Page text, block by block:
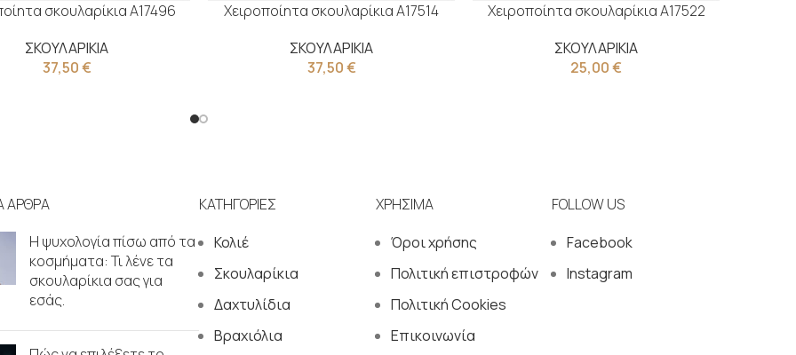
σκουλαρίκια Α17496
ΣΚΟΥΛΑΡΙΚΙΑ
37,50€
Χειροποίητα σκουλαρίκια Α17514
ΣΚΟΥΛΑΡΙΚΙΑ
37,50€
Χειροποίητα σκουλαρίκια Α17522
ΣΚΟΥΛΑΡΙΚΙΑ
25,00€
ΑΡΘΡΑ
Η ψυχολογία πίσω από τα
κοσμήματα: Τι λένε τα
σκουλαρίκια σας για
εσάς.
ΚΑΤΗΓΟΡΙΕΣ
Κολιέ
Σκουλαρίκια
Δαχτυλίδια
Βραχιόλια
ΧΡΗΣΙΜΑ
Όροι χρήσης
Πολιτική επιστροφών
Πολιτική Cookies
Επικοινωνία
FOLLOW US
Facebook
Instagram